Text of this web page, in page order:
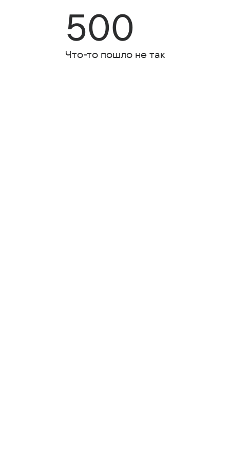
500
Что-то пошло не так